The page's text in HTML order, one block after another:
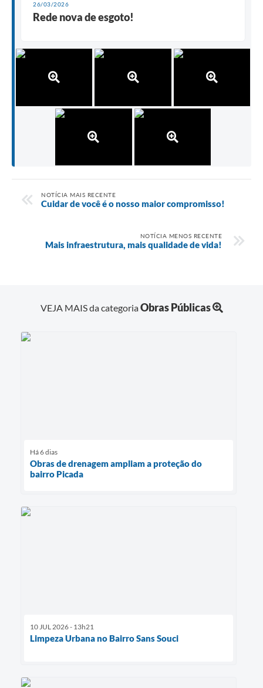
26/03/2026
Rede nova de esgoto!
NOTÍCIA MAIS RECENTE
Cuidar de você é o nosso maior compromisso!
NOTÍCIA MENOS RECENTE
Mais infraestrutura, mais qualidade de vida!
VEJA MAIS da categoriaObras Públicas
Há 6 dias
Obras de drenagem ampliam a proteção do
bairro Picada
10 JUL 2026 - 13h21
Limpeza Urbana no Bairro Sans Souci